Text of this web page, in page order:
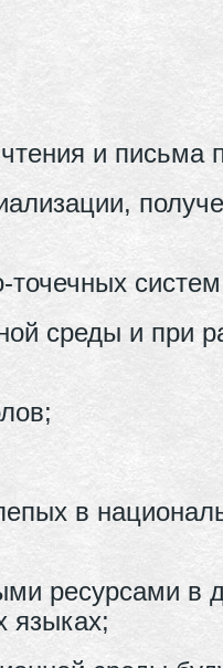
и письма
систем
среды и при
в
ресурсами в
языках;